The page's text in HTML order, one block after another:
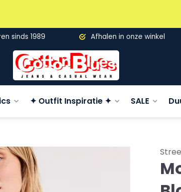
sinds 1989 Afhalen in onze winkel
✦ Outfit Inspiratie ✦ SALE